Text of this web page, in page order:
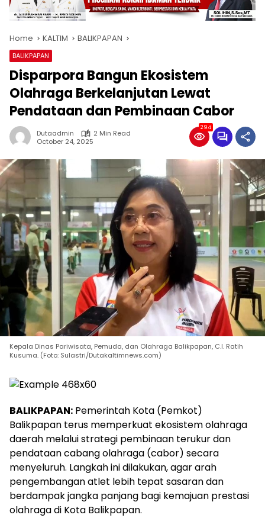
Home KALTIM BALIKPAPAN
BALIKPAPAN
Disparpora Bangun Ekosistem
Olahraga Berkelanjutan Lewat
Pendataan dan Pembinaan Cabor
Dutaadmin
2 Min Read
October 24, 2025
294
Kepala Dinas Pariwisata, Pemuda, dan Olahraga Balikpapan, C.I. Ratih
Kusuma. (Foto: Sulastri/Dutakaltimnews.com)
BALIKPAPAN: Pemerintah Kota (Pemkot)
Balikpapan terus memperkuat ekosistem olahraga
daerah melalui strategi pembinaan terukur dan
pendataan cabang olahraga (cabor) secara
menyeluruh. Langkah ini dilakukan, agar arah
pengembangan atlet lebih tepat sasaran dan
berdampak jangka panjang bagi kemajuan prestasi
olahraga di Kota Balikpapan.